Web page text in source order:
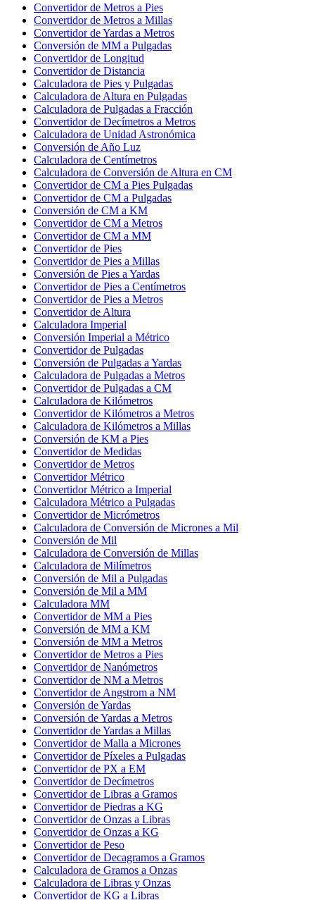
Convertidor de Metros a Pies
Convertidor de Metros a Millas
Convertidor de Yardas a Metros
Conversión de MM a Pulgadas
Convertidor de Longitud
Convertidor de Distancia
Calculadora de Pies y Pulgadas
Calculadora de Altura en Pulgadas
Calculadora de Pulgadas a Fracción
Convertidor de Decímetros a Metros
Calculadora de Unidad Astronómica
Conversión de Año Luz
Calculadora de Centímetros
Calculadora de Conversión de Altura en CM
Convertidor de CM a Pies Pulgadas
Convertidor de CM a Pulgadas
Conversión de CM a KM
Convertidor de CM a Metros
Convertidor de CM a MM
Convertidor de Pies
Convertidor de Pies a Millas
Conversión de Pies a Yardas
Convertidor de Pies a Centímetros
Convertidor de Pies a Metros
Convertidor de Altura
Calculadora Imperial
Conversión Imperial a Métrico
Convertidor de Pulgadas
Conversión de Pulgadas a Yardas
Calculadora de Pulgadas a Metros
Convertidor de Pulgadas a CM
Calculadora de Kilómetros
Convertidor de Kilómetros a Metros
Calculadora de Kilómetros a Millas
Conversión de KM a Pies
Convertidor de Medidas
Convertidor de Metros
Convertidor Métrico
Convertidor Métrico a Imperial
Calculadora Métrico a Pulgadas
Convertidor de Micrómetros
Calculadora de Conversión de Micrones a Mil
Conversión de Mil
Calculadora de Conversión de Millas
Calculadora de Milímetros
Conversión de Mil a Pulgadas
Conversión de Mil a MM
Calculadora MM
Convertidor de MM a Pies
Conversión de MM a KM
Conversión de MM a Metros
Convertidor de Metros a Pies
Convertidor de Nanómetros
Convertidor de NM a Metros
Convertidor de Angstrom a NM
Conversión de Yardas
Conversión de Yardas a Metros
Convertidor de Yardas a Millas
Convertidor de Malla a Micrones
Convertidor de Píxeles a Pulgadas
Convertidor de PX a EM
Convertidor de Decímetros
Convertidor de Libras a Gramos
Convertidor de Piedras a KG
Convertidor de Onzas a Libras
Convertidor de Onzas a KG
Convertidor de Peso
Convertidor de Decagramos a Gramos
Calculadora de Gramos a Onzas
Calculadora de Libras y Onzas
Convertidor de KG a Libras